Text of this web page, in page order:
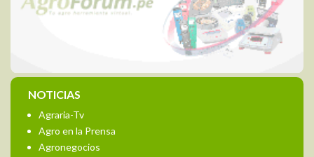
NOTICIAS
Agraria-Tv
Agro en la Prensa
Agronegocios